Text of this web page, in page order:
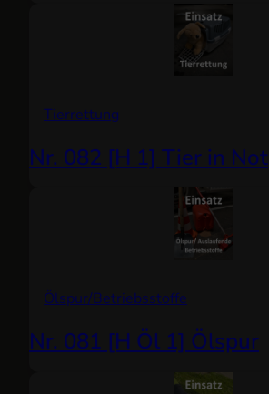
Tierrettung
Nr. 082 [H 1] Tier in Not
Ölspur/Betriebsstoffe
Nr. 081 [H Öl 1] Ölspur